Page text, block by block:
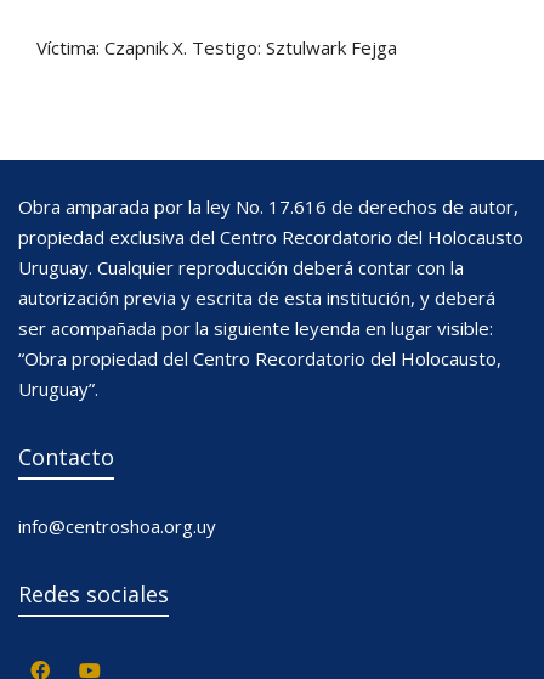
Víctima: Czapnik X. Testigo: Sztulwark Fejga
Obra amparada por la ley No. 17.616 de derechos de autor,
propiedad exclusiva del Centro Recordatorio del Holocausto
Uruguay. Cualquier reproducción deberá contar con la
autorización previa y escrita de esta institución, y deberá
ser acompañada por la siguiente leyenda en lugar visible:
“Obra propiedad del Centro Recordatorio del Holocausto,
Uruguay”.
Contacto
info@centroshoa.org.uy
Redes sociales